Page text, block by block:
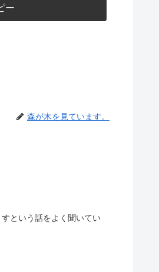
ー
森が木を見ています。
という話をよく聞いてい